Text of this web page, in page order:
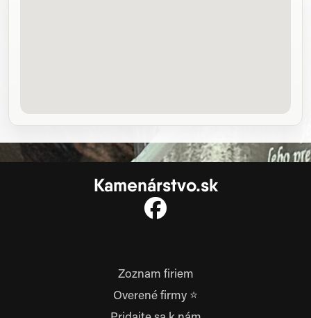
Kamenárstvo.sk
Zoznam firiem
Overené firmy ⭐